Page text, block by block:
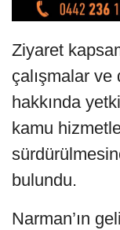
Ziyaret
çalışmalar
hakkında
kamu
bulundu.
Narman’ın